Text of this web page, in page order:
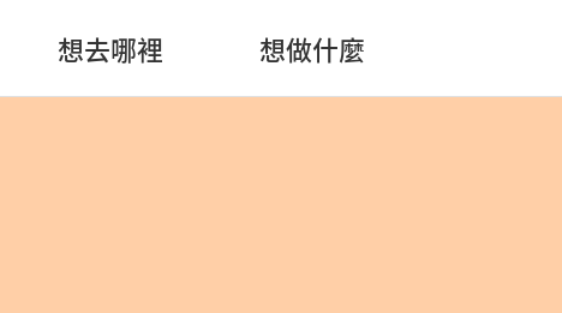
想去哪裡 想做什麼